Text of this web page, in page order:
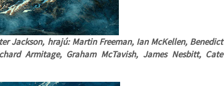
Jackson, hrajú: Martin Freeman, Ian McKellen, Benedict
Armitage, Graham McTavish, James Nesbitt, Cate